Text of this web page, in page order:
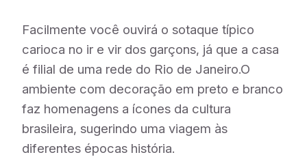
Facilmente você ouvirá o sotaque típico
carioca no ir e vir dos garçons, já que a casa
é filial de uma rede do Rio de Janeiro.O
ambiente com decoração em preto e branco
faz homenagens a ícones da cultura
brasileira, sugerindo uma viagem às
diferentes épocas história.